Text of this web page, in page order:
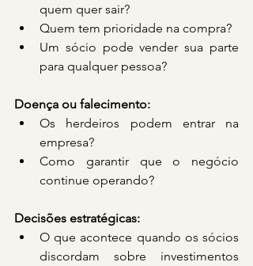
quem quer sair?
Quem tem prioridade na compra?
Um sócio pode vender sua parte
para qualquer pessoa?
Doença ou falecimento:
Os herdeiros podem entrar na
empresa?
Como garantir que o negócio
continue operando?
Decisões estratégicas:
O que acontece quando os sócios
discordam sobre investimentos